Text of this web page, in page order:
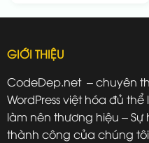
GIỚI THIỆU
CodeDep.net – chuyên
WordPress việt hóa đủ
làm nên thương hiệu –
thành công của chúng